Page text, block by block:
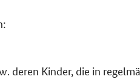
deren Kinder, die in